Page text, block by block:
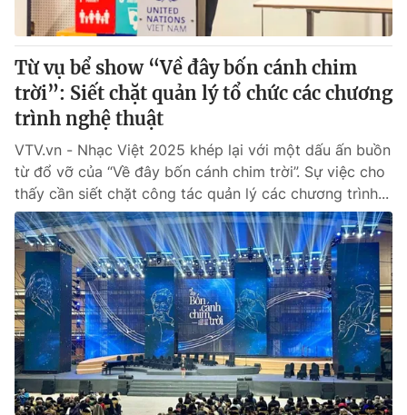
Từ vụ bể show “Về đây bốn cánh chim
trời”: Siết chặt quản lý tổ chức các chương
trình nghệ thuật
VTV.vn - Nhạc Việt 2025 khép lại với một dấu ấn buồn
từ đổ vỡ của “Về đây bốn cánh chim trời”. Sự việc cho
thấy cần siết chặt công tác quản lý các chương trình...